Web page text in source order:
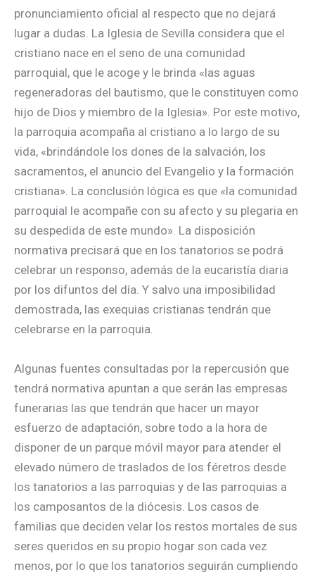
pronunciamiento oficial al respecto que no dejará
lugar a dudas. La Iglesia de Sevilla considera que el
cristiano nace en el seno de una comunidad
parroquial, que le acoge y le brinda «las aguas
regeneradoras del bautismo, que le constituyen como
hijo de Dios y miembro de la Iglesia». Por este motivo,
la parroquia acompaña al cristiano a lo largo de su
vida, «brindándole los dones de la salvación, los
sacramentos, el anuncio del Evangelio y la formación
cristiana». La conclusión lógica es que «la comunidad
parroquial le acompañe con su afecto y su plegaria en
su despedida de este mundo». La disposición
normativa precisará que en los tanatorios se podrá
celebrar un responso, además de la eucaristía diaria
por los difuntos del día. Y salvo una imposibilidad
demostrada, las exequias cristianas tendrán que
celebrarse en la parroquia.
Algunas fuentes consultadas por la repercusión que
tendrá normativa apuntan a que serán las empresas
funerarias las que tendrán que hacer un mayor
esfuerzo de adaptación, sobre todo a la hora de
disponer de un parque móvil mayor para atender el
elevado número de traslados de los féretros desde
los tanatorios a las parroquias y de las parroquias a
los camposantos de la diócesis. Los casos de
familias que deciden velar los restos mortales de sus
seres queridos en su propio hogar son cada vez
menos, por lo que los tanatorios seguirán cumpliendo